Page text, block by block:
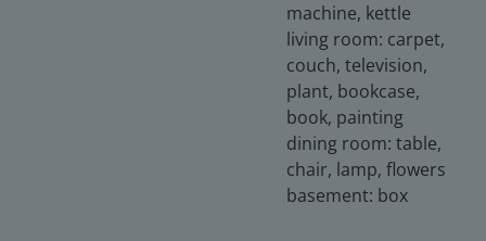
machine, kettle
living room: carpet,
couch, television,
plant, bookcase,
book, painting
dining room: table,
chair, lamp, flowers
basement: box